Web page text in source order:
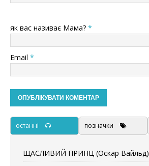
як вас називає Мама? *
Email *
останні позначки
ЩАСЛИВИЙ ПРИНЦ (Оскар Вайльд)